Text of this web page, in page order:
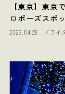
【東京】東京
ロポーズスポ
2023.04.29 ブライ